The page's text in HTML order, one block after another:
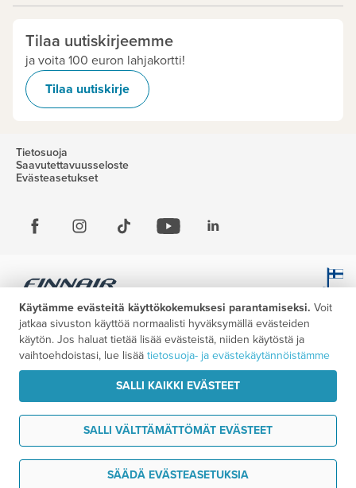
Tarvitsen tukea
Tilaa uutiskirjeemme
ja voita 100 euron lahjakortti!
Tilaa uutiskirje
Tietosuoja
Saavutettavuusseloste
Evästeasetukset
Käytämme evästeitä käyttökokemuksesi parantamiseksi. Voit
jatkaa sivuston käyttöä normaalisti hyväksymällä evästeiden
käytön. Jos haluat tietää lisää evästeistä, niiden käytöstä ja
vaihtoehdoistasi, lue lisää tietosuoja- ja evästekäytännöistämme
SALLI KAIKKI EVÄSTEET
SALLI VÄLTTÄMÄTTÖMÄT EVÄSTEET
SÄÄDÄ EVÄSTEASETUKSIA